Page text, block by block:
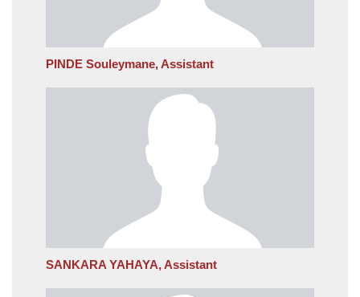
PINDE Souleymane, Assistant
SANKARA YAHAYA, Assistant